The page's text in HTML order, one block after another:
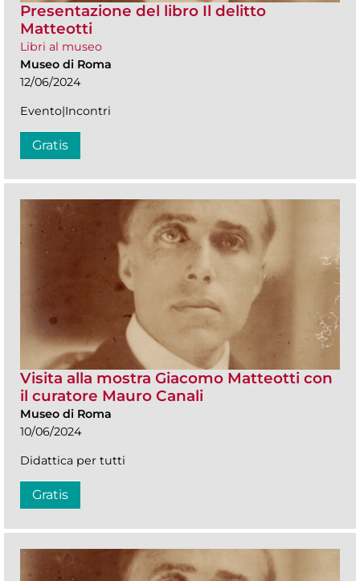
Presentazione del libro Il delitto
Matteotti
Libri al museo
Museo di Roma
12/06/2024
Evento|Incontri
Gratis
Visita alla mostra Giacomo Matteotti con
il curatore Mauro Canali
Museo di Roma
10/06/2024
Didattica per tutti
Gratis